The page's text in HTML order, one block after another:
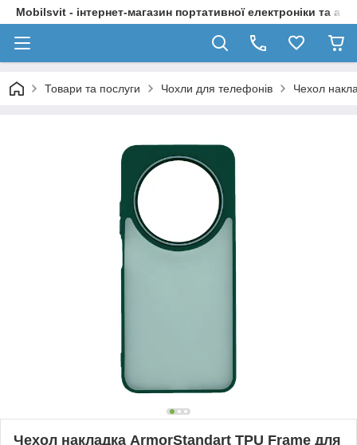
Mobilsvit - інтернет-магазин портативної електроніки та
Товари та послуги Чохли для телефонів Чехол
Чехол накладка ArmorStandart TPU Frame для